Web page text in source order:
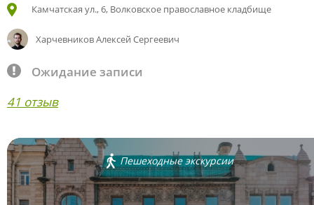
Камчатская ул., 6, Волковское православное кладбище
Харчевников Алексей Сергеевич
Ожидание записи
41 отзыв
Пешеходные экскурсии